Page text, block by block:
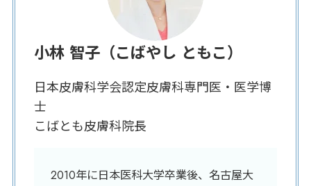
小林 智子（こばやし ともこ）
日本皮膚科学会認定皮膚科専門医・医学博
士
こばとも皮膚科院長
2010年に日本医科大学卒業後、名古屋大